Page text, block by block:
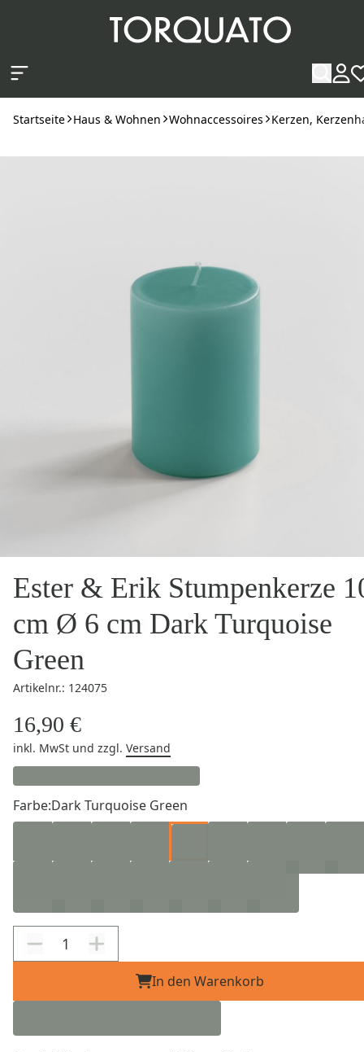
Startseite Haus & Wohnen Wohnaccessoires Kerzen,
Ester & Erik Stumpenkerze
cm Ø 6 cm Dark Turquoise
Green
Artikelnr.: 124075
16,90 €
inkl. MwSt und zzgl. Versand
Farbe:Dark Turquoise Green
In den Warenkorb